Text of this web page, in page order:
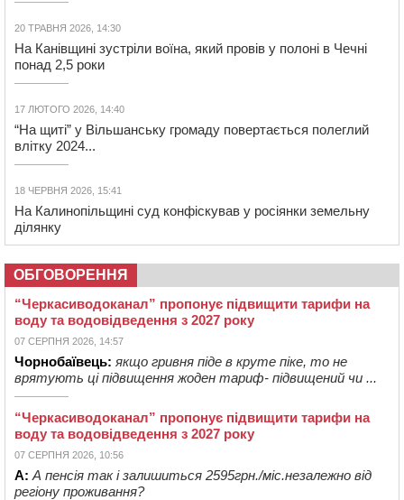
20 ТРАВНЯ 2026, 14:30
На Канівщині зустріли воїна, який провів у полоні в Чечні
понад 2,5 роки
17 ЛЮТОГО 2026, 14:40
“На щиті” у Вільшанську громаду повертається полеглий
влітку 2024...
18 ЧЕРВНЯ 2026, 15:41
На Калинопільщині суд конфіскував у росіянки земельну
ділянку
ОБГОВОРЕННЯ
“Черкасиводоканал” пропонує підвищити тарифи на
воду та водовідведення з 2027 року
07 СЕРПНЯ 2026, 14:57
Чорнобаївець: якщо гривня піде в круте піке, то не
врятують ці підвищення жоден тариф- підвищений чи ...
“Черкасиводоканал” пропонує підвищити тарифи на
воду та водовідведення з 2027 року
07 СЕРПНЯ 2026, 10:56
А: А пенсія так і залишиться 2595грн./міс.незалежно від
регіону проживання?